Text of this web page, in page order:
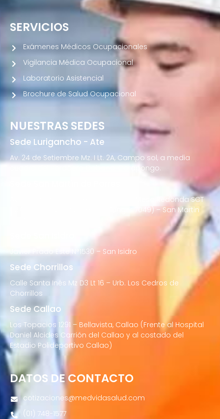
NUESTRAS SEDES
Sede Lurigancho - Ate
Av. 24 de Setiembre Mz. I Lt. 2A, Campo sol, a media
cuadra del Paradero Cabana, Carapongo.
Av. Francisco Bolognesi Nro. 101 Urb. Mesa Redonda SCT
02 (Esquina con Av. Gerardo Unger 7049) – San Martin
Javier Prado Este N°1530 – San Isidro
Sede Chorrillos
Calle Santa Inés Mz D3 Lt 16 – Urb. Los Cedros de
Chorrillos
Sede Callao
Los Topacios 1291 – Bellavista, Callao (Frente al Hospital
Daniel Alcides Carrión del Callao y al costado del
Estadio Polideportivo Callao)
SERVICIOS
Exámenes Médicos Ocupacionales
Vigilancia Médica Ocupacional
Laboratorio Asistencial
Brochure de Salud Ocupacional
DATOS DE CONTACTO
cotizaciones@medvidasalud.com
(01) 748-1577